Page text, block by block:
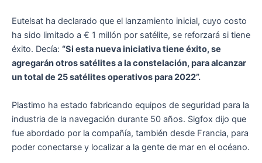
Eutelsat ha declarado que el lanzamiento inicial, cuyo costo
ha sido limitado a € 1 millón por satélite, se reforzará si tiene
éxito. Decía: “Si esta nueva iniciativa tiene éxito, se
agregarán otros satélites a la constelación, para alcanzar
un total de 25 satélites operativos para 2022”.
Plastimo ha estado fabricando equipos de seguridad para la
industria de la navegación durante 50 años. Sigfox dijo que
fue abordado por la compañía, también desde Francia, para
poder conectarse y localizar a la gente de mar en el océano.